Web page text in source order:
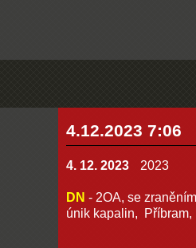
4.12.2023 7:06
4. 12. 2023 2023
DN - 2OA, se
únik kapalin, Příbram,